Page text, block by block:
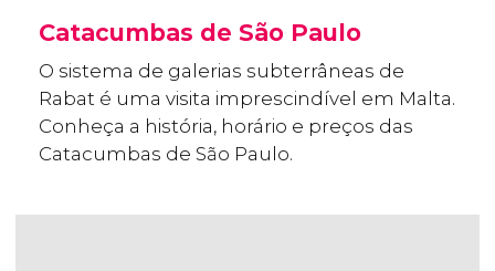
Catacumbas de São Paulo
O sistema de galerias subterrâneas de
Rabat é uma visita imprescindível em Malta.
Conheça a história, horário e preços das
Catacumbas de São Paulo.